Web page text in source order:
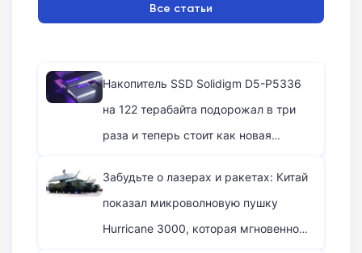
Все статьи
Накопитель SSD Solidigm D5-P5336
на 122 терабайта подорожал в три
раза и теперь стоит как новая
Забудьте о лазерах и ракетах: Китай
показал микроволновую пушку
Hurricane 3000, которая мгновенно